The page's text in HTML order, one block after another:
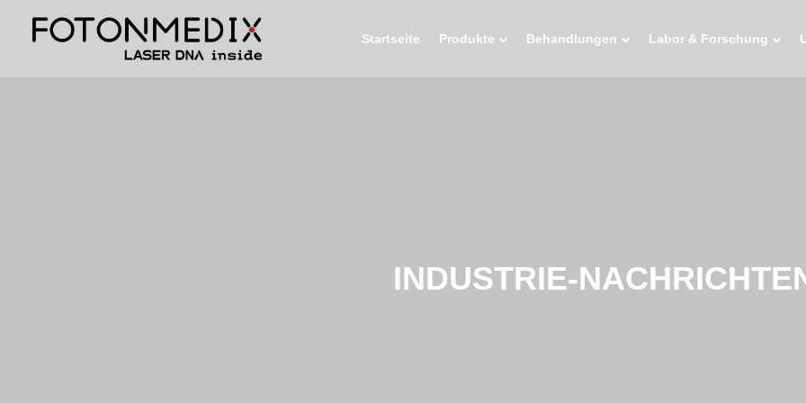
Startseite Produkte Behandlungen Labor & Forschung
INDUSTRIE-